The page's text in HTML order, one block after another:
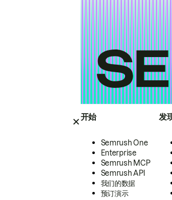
开始
Semrush One
Enterprise
Semrush MCP
Semrush API
我们的数据
预订演示
发